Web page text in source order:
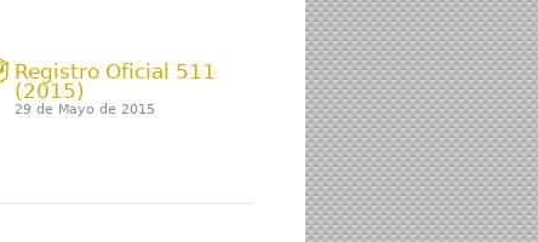
Registro Oficial 511
(2015)
29 de Mayo de 2015